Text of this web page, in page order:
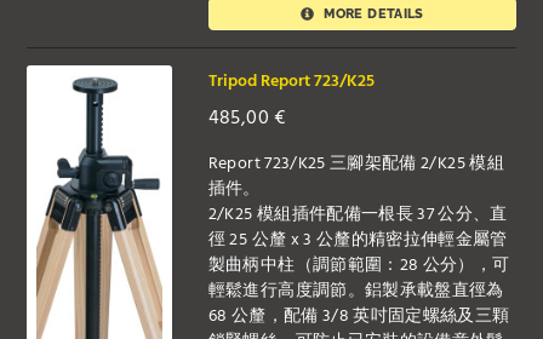
MORE DETAILS
Tripod Report 723/K25
485,00€
Report 723/K25 三腳架配備 2/K25 模組
插件。
2/K25 模組插件配備一根長 37 公分、直
徑 25 公釐 x 3 公釐的精密拉伸輕金屬管
製曲柄中柱（調節範圍：28 公分），可
輕鬆進行高度調節。鋁製承載盤直徑為
68 公釐，配備 3/8 英吋固定螺絲及三顆